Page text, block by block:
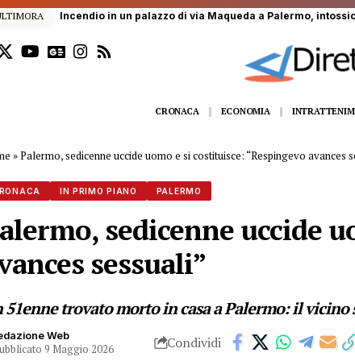
Gangi, 78enne muore incornato da un toro in
CRONACA ECONOMIA
»Palermo, sedicenne uccide uomo e si costituisce: “Respingevo avances
IN PRIMO PIANO PALERMO
sedicenne uccide
sessuali”
51enne trovato morto in casa a Palermo: il
Web
9 Maggio 2026 Condividi